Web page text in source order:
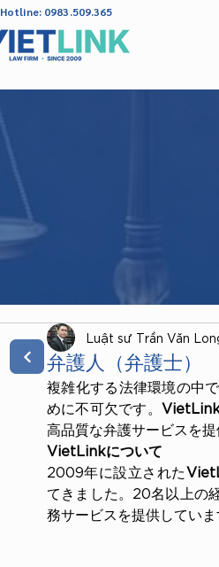
Hotline: 0983.509.365
弁護人（弁護士）
Luật sư Trần Văn
複雑化する法律環境の中
めに不可欠です。
高品質な弁護サービスを提
VietLinkについて
2009年に設立された
てきました。20名以上の
務サービスを提供していま